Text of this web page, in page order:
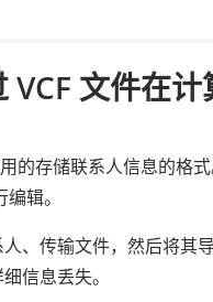
VCF 文件在
的存储联系人信息的格
辑。
、传输文件，然后将其
信息丢失。